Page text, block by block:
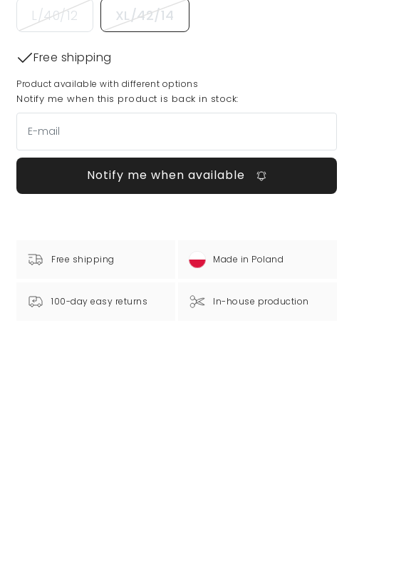
L/40/12 XL/42/14
Free shipping
Product available with different options
Notify me when this product is back in stock:
Notify me when available
Free shipping Made in Poland
100-day easy returns In-house production